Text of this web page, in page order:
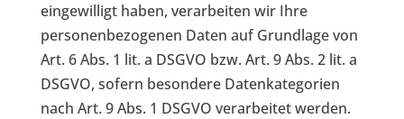
eingewilligt haben, verarbeiten wir Ihre
personenbezogenen Daten auf Grundlage von
Art. 6 Abs. 1 lit. a DSGVO bzw. Art. 9 Abs. 2 lit. a
DSGVO, sofern besondere Datenkategorien
nach Art. 9 Abs. 1 DSGVO verarbeitet werden.